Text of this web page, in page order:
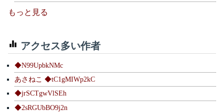
もっと見る
アクセス多い作者
◆N99UpbkNMc
あさねこ ◆tC1gMIWp2kC
◆jrSCTgwVlSEh
◆2sRGUbBO9j2n